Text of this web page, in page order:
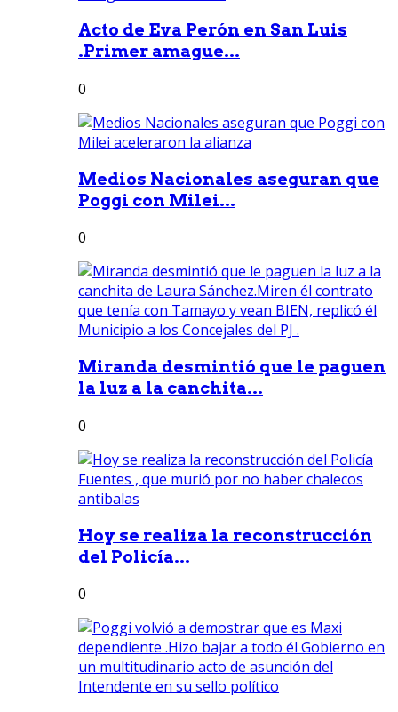
Acto de Eva Perón en San Luis
.Primer amague...
0
Medios Nacionales aseguran que
Poggi con Milei...
0
Miranda desmintió que le paguen
la luz a la canchita...
0
Hoy se realiza la reconstrucción
del Policía...
0